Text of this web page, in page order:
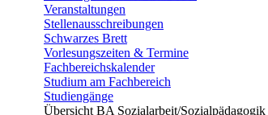
Veranstaltungen
Stellenausschreibungen
Schwarzes Brett
Vorlesungszeiten & Termine
Fachbereichskalender
Studium am Fachbereich
Studiengänge
Übersicht BA Sozialarbeit/Sozialpädagogik